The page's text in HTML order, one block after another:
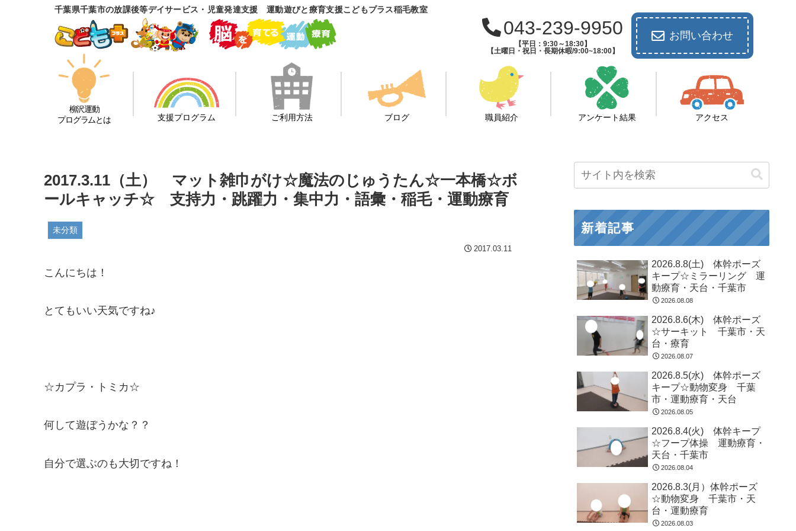
千葉県千葉市の放課後等デイサービス・児童発達支援 運動遊びと療育支援こどもプラス稲毛教室
043-239-9950
【平日：9:30～18:30】
【土曜日・祝日・長期休暇/9:00~18:00】
お問い合わせ
柳沢運動
プログラムとは
支援プログラム ご利用方法 ブログ 職員紹介 アンケート結果 アクセス
2017.3.11（土） マット雑巾がけ☆魔法のじゅうたん☆一本橋☆ボ
ールキャッチ☆ 支持力・跳躍力・集中力・語彙・稲毛・運動療育
未分類
2017.03.11
こんにちは！
とてもいい天気ですね♪
☆カプラ・トミカ☆
何して遊ぼうかな？？
自分で選ぶのも大切ですね！
新着記事
2026.8.8(土) 体幹ポーズ
キープ☆ミラーリング 運
動療育・天台・千葉市
2026.08.08
2026.8.6(木) 体幹ポーズ
☆サーキット 千葉市・天
台・療育
2026.08.07
2026.8.5(水) 体幹ポーズ
キープ☆動物変身 千葉
市・運動療育・天台
2026.08.05
2026.8.4(火) 体幹キープ
☆フープ体操 運動療育・
天台・千葉市
2026.08.04
2026.8.3(月）体幹ポーズ
☆動物変身 千葉市・天
台・運動療育
2026.08.03